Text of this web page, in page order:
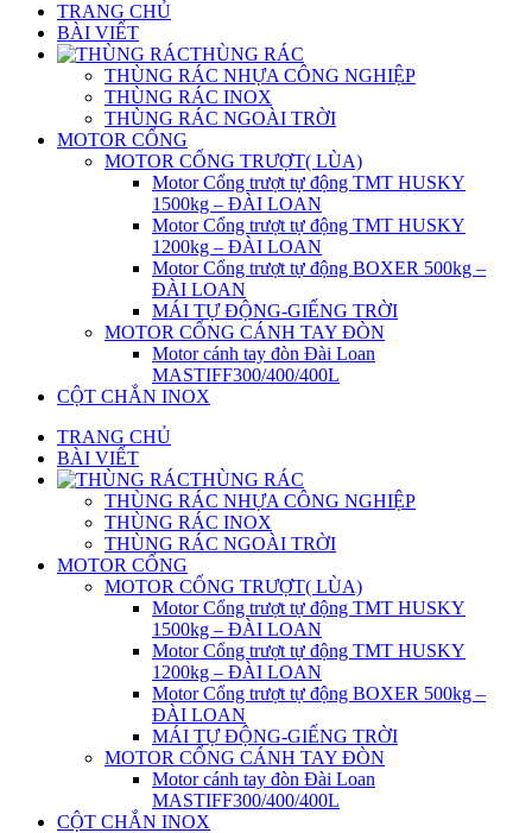
TRANG CHỦ
BÀI VIẾT
THÙNG RÁC
THÙNG RÁC NHỰA CÔNG NGHIỆP
THÙNG RÁC INOX
THÙNG RÁC NGOÀI TRỜI
MOTOR CỔNG
MOTOR CỔNG TRƯỢT( LÙA)
Motor Cổng trượt tự động TMT HUSKY
1500kg – ĐÀI LOAN
Motor Cổng trượt tự động TMT HUSKY
1200kg – ĐÀI LOAN
Motor Cổng trượt tự động BOXER 500kg –
ĐÀI LOAN
MÁI TỰ ĐỘNG-GIẾNG TRỜI
MOTOR CỔNG CÁNH TAY ĐÒN
Motor cánh tay đòn Đài Loan
MASTIFF300/400/400L
CỘT CHẮN INOX
TRANG CHỦ
BÀI VIẾT
THÙNG RÁC
THÙNG RÁC NHỰA CÔNG NGHIỆP
THÙNG RÁC INOX
THÙNG RÁC NGOÀI TRỜI
MOTOR CỔNG
MOTOR CỔNG TRƯỢT( LÙA)
Motor Cổng trượt tự động TMT HUSKY
1500kg – ĐÀI LOAN
Motor Cổng trượt tự động TMT HUSKY
1200kg – ĐÀI LOAN
Motor Cổng trượt tự động BOXER 500kg –
ĐÀI LOAN
MÁI TỰ ĐỘNG-GIẾNG TRỜI
MOTOR CỔNG CÁNH TAY ĐÒN
Motor cánh tay đòn Đài Loan
MASTIFF300/400/400L
CỘT CHẮN INOX